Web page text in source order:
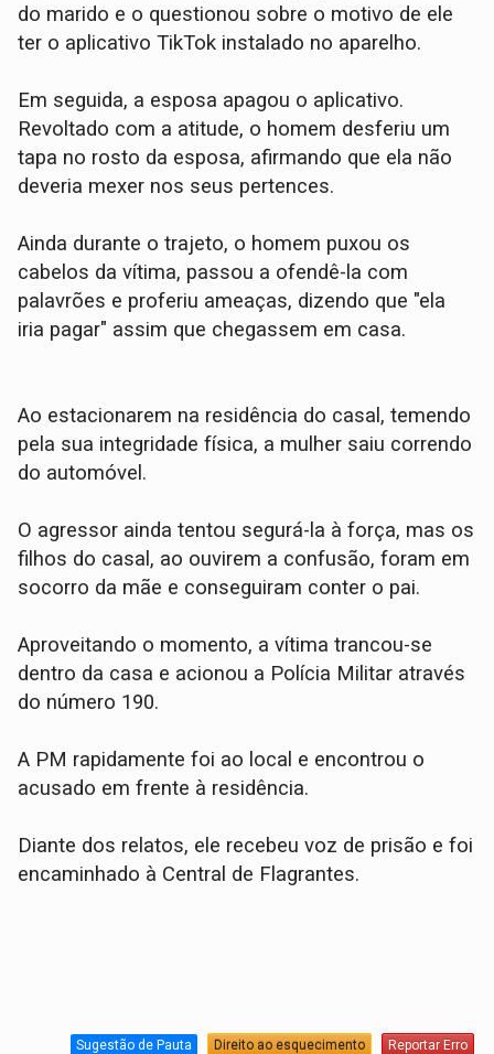
do marido e o questionou sobre o motivo de ele
ter o aplicativo TikTok instalado no aparelho.
Em seguida, a esposa apagou o aplicativo.
Revoltado com a atitude, o homem desferiu um
tapa no rosto da esposa, afirmando que ela não
deveria mexer nos seus pertences.
​Ainda durante o trajeto, o homem puxou os
cabelos da vítima, passou a ofendê-la com
palavrões e proferiu ameaças, dizendo que "ela
iria pagar" assim que chegassem em casa.
​Ao estacionarem na residência do casal, temendo
pela sua integridade física, a mulher saiu correndo
do automóvel.
O agressor ainda tentou segurá-la à força, mas os
filhos do casal, ao ouvirem a confusão, foram em
socorro da mãe e conseguiram conter o pai.
​Aproveitando o momento, a vítima trancou-se
dentro da casa e acionou a Polícia Militar através
do número 190.
​A PM rapidamente foi ao local e encontrou o
acusado em frente à residência.
Diante dos relatos, ele recebeu voz de prisão e foi
encaminhado à Central de Flagrantes.
Sugestão de Pauta Direito ao esquecimento Reportar Erro